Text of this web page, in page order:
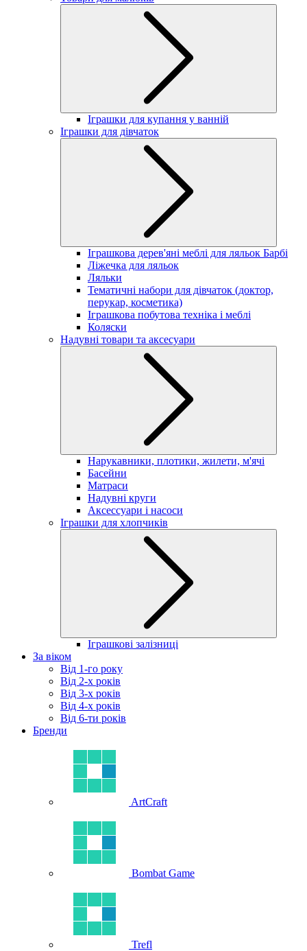
Іграшки для купання у ванній
Іграшки для дівчаток
Іграшкова дерев'яні меблі для ляльок Барбі
Ліжечка для ляльок
Ляльки
Тематичні набори для дівчаток (доктор,
перукар, косметика)
Іграшкова побутова техніка і меблі
Коляски
Надувні товари та аксесуари
Нарукавники, плотики, жилети, м'ячі
Басейни
Матраси
Надувні круги
Аксессуари і насоси
Іграшки для хлопчиків
Іграшкові залізниці
За віком
Від 1-го року
Від 2-х років
Від 3-х років
Від 4-х років
Від 6-ти років
Бренди
ArtCraft
Bombat Game
Trefl